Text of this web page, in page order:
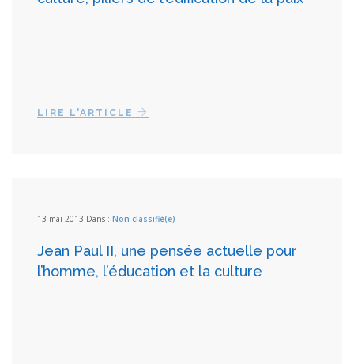
LIRE L'ARTICLE
13 mai 2013 Dans : Non classifié(e)
Jean Paul II, une pensée actuelle pour
l’homme, l’éducation et la culture